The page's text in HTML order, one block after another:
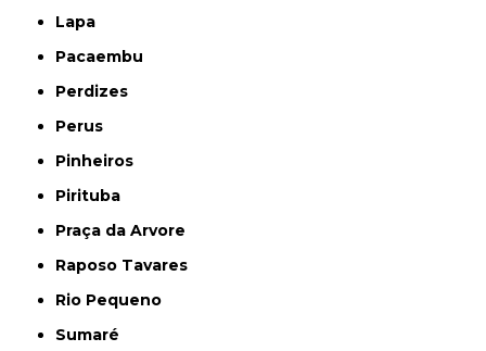
Lapa
Pacaembu
Perdizes
Perus
Pinheiros
Pirituba
Praça da Arvore
Raposo Tavares
Rio Pequeno
Sumaré